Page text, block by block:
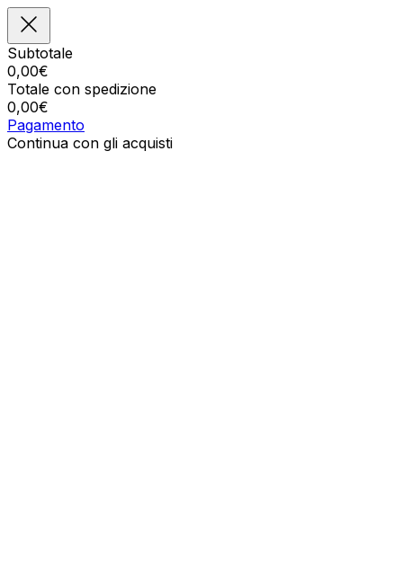
Subtotale
0,00€
Totale con spedizione
0,00€
Pagamento
Continua con gli acquisti